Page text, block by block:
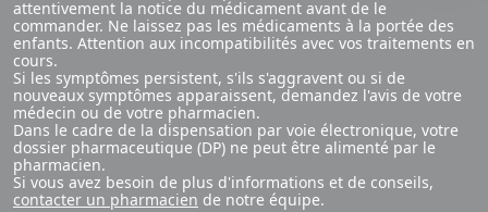
attentivement la notice du médicament avant de le
commander. Ne laissez pas les médicaments à la portée des
enfants. Attention aux incompatibilités avec vos traitements en
cours.
Si les symptômes persistent, s'ils s'aggravent ou si de
nouveaux symptômes apparaissent, demandez l'avis de votre
médecin ou de votre pharmacien.
Dans le cadre de la dispensation par voie électronique, votre
dossier pharmaceutique (DP) ne peut être alimenté par le
pharmacien.
Si vous avez besoin de plus d'informations et de conseils,
contacter un pharmacien de notre équipe.